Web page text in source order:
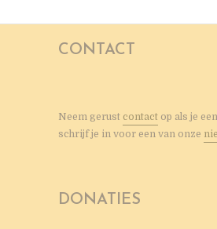
CONTACT
Neem gerust contact op als je
schrijf je in voor een van onze
DONATIES